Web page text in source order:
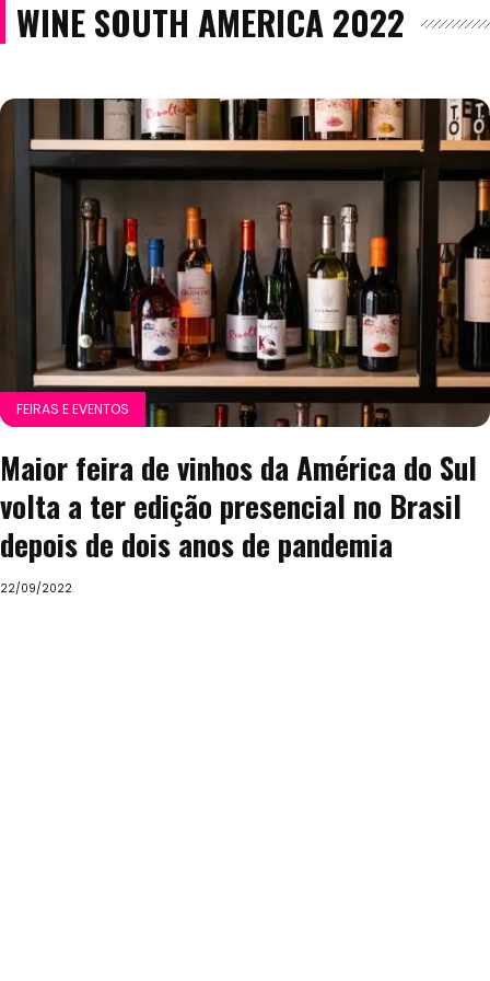
WINE SOUTH AMERICA 2022
FEIRAS E EVENTOS
Maior feira de vinhos da América do Sul
volta a ter edição presencial no Brasil
depois de dois anos de pandemia
22/09/2022